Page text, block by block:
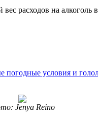
расходов на алкоголь
условия и
Jenya Reino‎